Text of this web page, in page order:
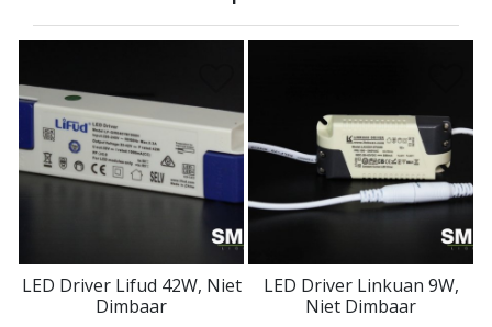
LED Driver Lifud 42W, Niet
Dimbaar
LED Driver Linkuan 9W,
Niet Dimbaar